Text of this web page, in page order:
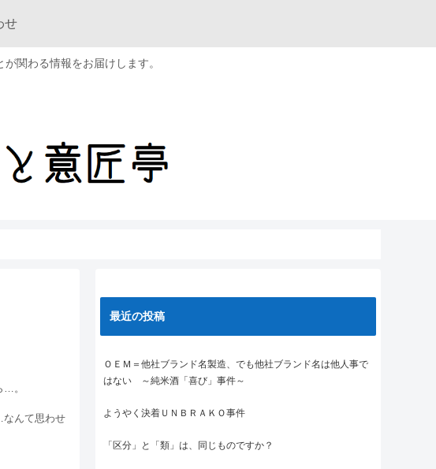
関わる情報をお届けします。
せ
…。
んて思わせ
最近の投稿
ＯＥＭ＝他社ブランド名製造、でも他社ブランド名は他人事で
はない ～純米酒「喜び」事件～
ようやく決着ＵＮＢＲＡＫＯ事件
「区分」と「類」は、同じものですか？